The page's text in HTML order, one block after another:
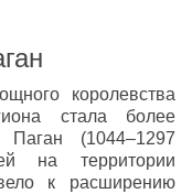
королевства
стала более
Паган (1044–1297
на территории
к расширению